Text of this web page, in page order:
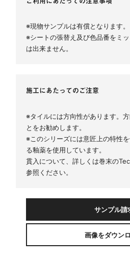
※現物サンプルは有償となります。
※シートの張替え及び色品番をミ
は出来ません。
施工にあたってのご注意
※タイルには方向性があります。
とをお勧めします。
※このシリーズには意匠上の特性
る釉薬を使用しています。
貫入について、詳しくは巻末の
参照ください。
サンプル請
画像をダウン